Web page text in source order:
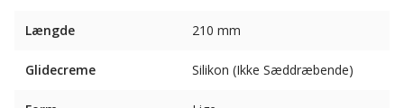
Længde 210 mm
Glidecreme Silikon (Ikke Sæddræbende)